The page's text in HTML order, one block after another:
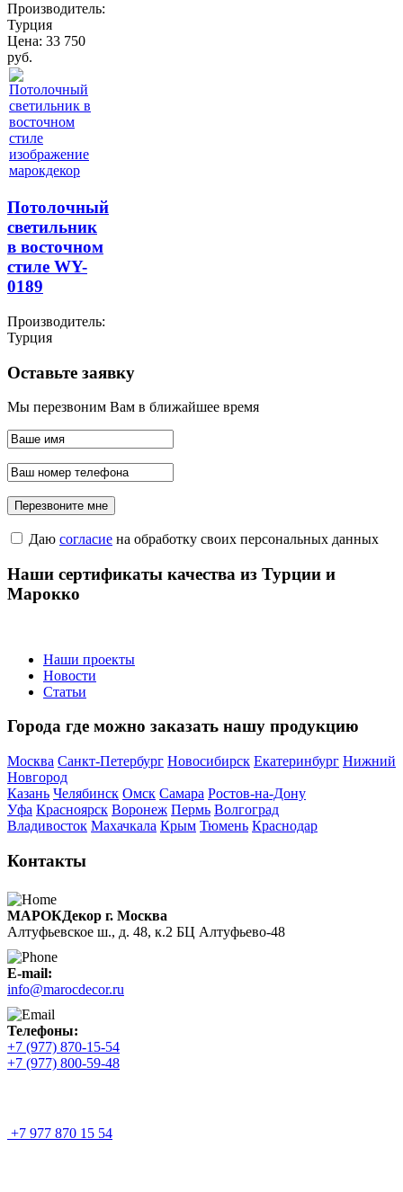
Производитель:
Турция
Цена: 33 750
руб.
Потолочный
светильник
в восточном
стиле WY-
0189
Производитель:
Турция
Оставьте заявку
Мы перезвоним Вам в ближайшее время
Даю согласие на обработку своих персональных данных
Наши сертификаты качества из Турции и
Марокко
Наши проекты
Новости
Статьи
Города где можно заказать нашу продукцию
Москва Санкт-Петербург Новосибирск Екатеринбург Нижний
Новгород
Казань Челябинск Омск Самара Ростов-на-Дону
Уфа Красноярск Воронеж Пермь Волгоград
Владивосток Махачкала Крым Тюмень Краснодар
Контакты
МАРОКДекор г. Москва
Алтуфьевское ш., д. 48, к.2 БЦ Алтуфьево-48
E-mail:
info@marocdecor.ru
Телефоны:
+7 (977) 870-15-54
+7 (977) 800-59-48
+7 977 870 15 54